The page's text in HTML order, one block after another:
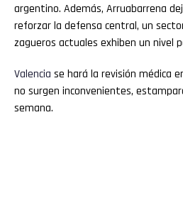
argentino. Además, Arruabarrena
reforzar la defensa central, un
zagueros actuales exhiben un nivel
Valencia se hará la revisión médica
no surgen inconvenientes,
semana.